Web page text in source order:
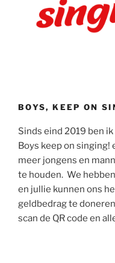
BOYS, KEEP ON
Sinds eind 2019 ben
Boys keep on singing!
meer jongens en
te houden. We
en jullie kunnen ons
geldbedrag te
scan de QR code en